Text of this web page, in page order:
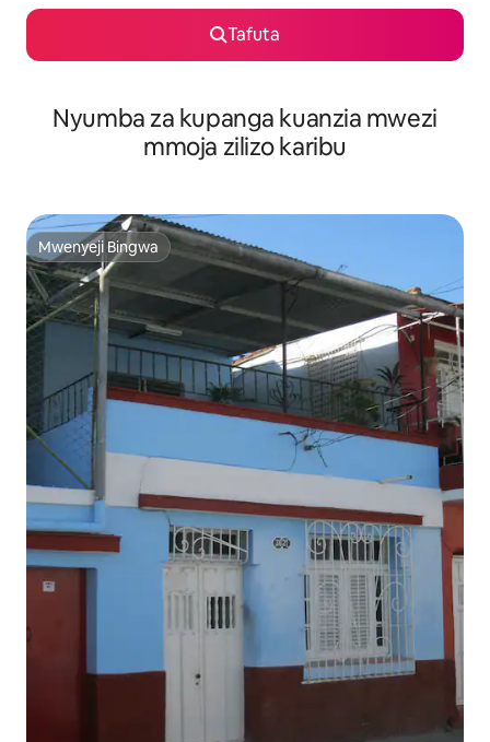
Tafuta
Nyumba za kupanga kuanzia mwezi
mmoja zilizo karibu
Mwenyeji Bingwa
Mwenyeji Bingwa